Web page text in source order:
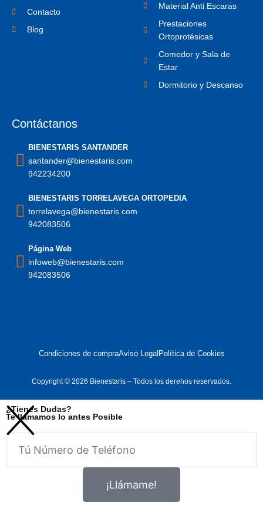
Contacto
Blog
Material Anti Escaras
Prestaciones
Ortoprotésicas
Comedor y Sala de
Estar
Dormitorio y Descanso
Contáctanos
BIENESTARIS SANTANDER
santander@bienestaris.com
942234200
BIENESTARIS TORRELAVEGA ORTOPEDIA
torrelavega@bienestaris.com
942083506
Página Web
infoweb@bienestaris.com
942083506
Copyright © 2026 Bienestaris – Todos los derehos reservados.
Condiciones de compraAviso Legal Política de Cookies
¿Tienes Dudas?
Te llamamos lo antes Posible
¡Llámame!